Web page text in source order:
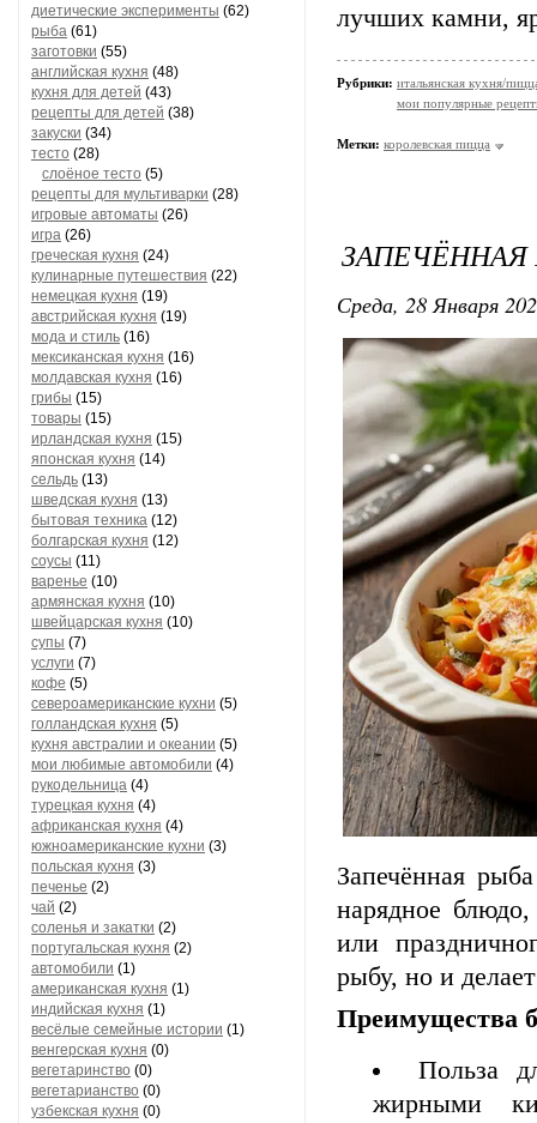
диетические эксперименты (62)
рыба (61)
заготовки (55)
английская кухня (48)
кухня для детей (43)
рецепты для детей (38)
закуски (34)
тесто (28)
слоёное тесто (5)
рецепты для мультиварки (28)
игровые автоматы (26)
игра (26)
греческая кухня (24)
кулинарные путешествия (22)
немецкая кухня (19)
австрийская кухня (19)
мода и стиль (16)
мексиканская кухня (16)
молдавская кухня (16)
грибы (15)
товары (15)
ирландская кухня (15)
японская кухня (14)
сельдь (13)
шведская кухня (13)
бытовая техника (12)
болгарская кухня (12)
соусы (11)
варенье (10)
армянская кухня (10)
швейцарская кухня (10)
супы (7)
услуги (7)
кофе (5)
североамериканские кухни (5)
голландская кухня (5)
кухня австралии и океании (5)
мои любимые автомобили (4)
рукодельница (4)
турецкая кухня (4)
африканская кухня (4)
южноамериканские кухни (3)
польская кухня (3)
печенье (2)
чай (2)
соленья и закатки (2)
португальская кухня (2)
автомобили (1)
американская кухня (1)
индийская кухня (1)
весёлые семейные истории (1)
венгерская кухня (0)
вегетаринство (0)
вегетарианство (0)
узбекская кухня (0)
лучших камни,
Рубрики: итальянская кухня/
мои популярные
Метки: королевская пицца
Среда, 28 Января
Запечённая
нарядное
или
рыбу, но и
Преимущества
Польза
жирными